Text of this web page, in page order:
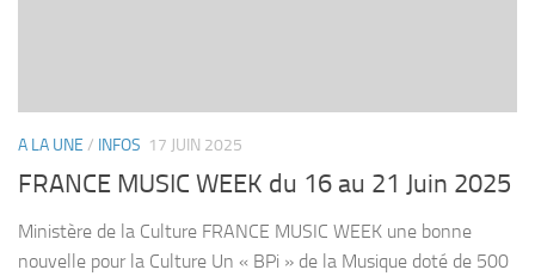
A LA UNE / INFOS 17 JUIN 2025
FRANCE MUSIC WEEK du 16 au 21 Juin 2025
Ministère de la Culture FRANCE MUSIC WEEK une bonne
nouvelle pour la Culture Un « BPi » de la Musique doté de 500